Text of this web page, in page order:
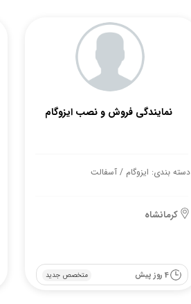
نمایندگی فروش و نصب ایزوگام
دسته بندی: ایزوگام / آسفالت
کرمانشاه
متخصص جدید 4 روز پیش